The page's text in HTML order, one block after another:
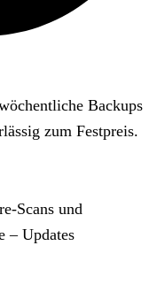
Backups
zum Festpreis.
und
– Updates